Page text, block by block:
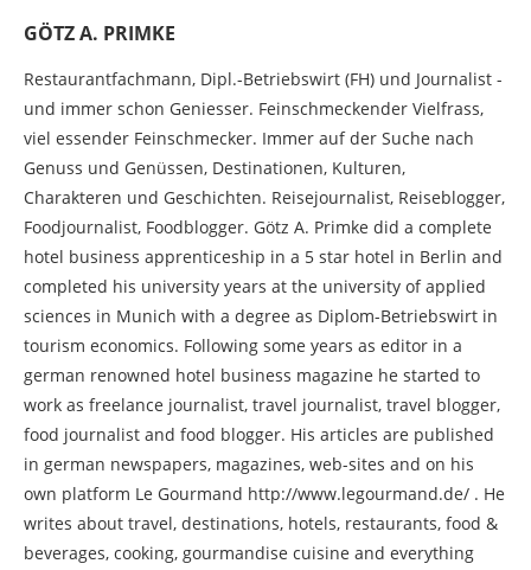
GÖTZ A. PRIMKE
Restaurantfachmann, Dipl.-Betriebswirt (FH) und Journalist -
und immer schon Geniesser. Feinschmeckender Vielfrass,
viel essender Feinschmecker. Immer auf der Suche nach
Genuss und Genüssen, Destinationen, Kulturen,
Charakteren und Geschichten. Reisejournalist, Reiseblogger,
Foodjournalist, Foodblogger. Götz A. Primke did a complete
hotel business apprenticeship in a 5 star hotel in Berlin and
completed his university years at the university of applied
sciences in Munich with a degree as Diplom-Betriebswirt in
tourism economics. Following some years as editor in a
german renowned hotel business magazine he started to
work as freelance journalist, travel journalist, travel blogger,
food journalist and food blogger. His articles are published
in german newspapers, magazines, web-sites and on his
own platform Le Gourmand http://www.legourmand.de/ . He
writes about travel, destinations, hotels, restaurants, food &
beverages, cooking, gourmandise cuisine and everything